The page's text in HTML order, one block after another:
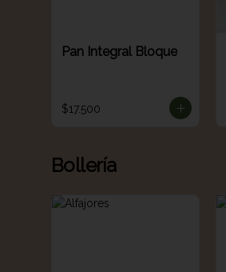
Pan Integral Bloque
$17.500
Bollería